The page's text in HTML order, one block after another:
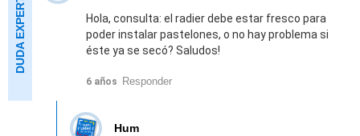
Hola, consulta: el radier debe estar fresco para
poder instalar pastelones, o no hay problema si
éste ya se secó? Saludos!
6 años Responder
Hum